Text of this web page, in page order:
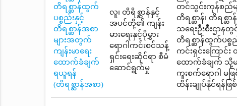
တိရစ္ဆာန်ထွက်
ပစ္စည်းနှင့်
တိရစ္ဆာန်အစာ
များအတွက်
ကျန်းမာရေး
ထောက်ခံချက်
ရယူရန်
(တိရစ္ဆာန်အစာ)
လူ၊ တိရိစ္ဆာန်နှင့်
အပင်တို့၏ ကျန်း
မားရေးနှင့်ပိုမွှား
ရောဂါကင်းစင်သန့်
ရှင်းရေးဆိုင်ရာ စီမံ
ဆောင်ရွက်မှု
တင်သွင်းကုန်စည်မျ
တိရစ္ဆာန်၊ တိရစ္
သရေးဦးစီးဌာ
တိရစ္ဆာန်ထွက်ပစ္စ
ကင်းရှင်းကြောင်
ထောက်ခံချက် သို့မ
ကူးစက်ရောဂါ မ
ထိန်းချုပ်နိုင်ရန်ဖြ